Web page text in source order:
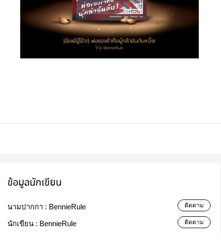
ข้อมูลนักเขียน
นามปากกา : BennieRule ติดตาม
นักเขียน : BennieRule ติดตาม